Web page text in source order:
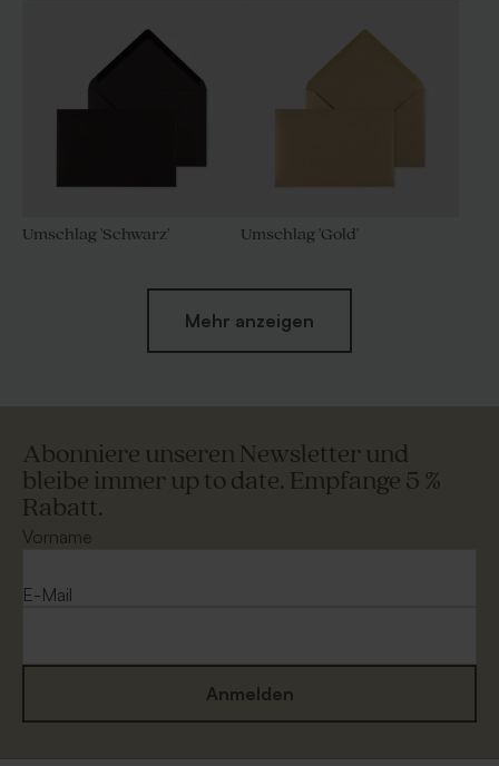
Umschlag 'Schwarz' Umschlag 'Gold'
Umschlag aus Kraftpapier
Mehr anzeigen
Abonniere unseren Newsletter und
bleibe immer up to date. Empfange 5 %
Rabatt.
Vorname
E-Mail
Anmelden